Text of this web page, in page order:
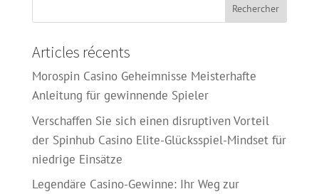
Articles récents
Morospin Casino Geheimnisse Meisterhafte
Anleitung für gewinnende Spieler
Verschaffen Sie sich einen disruptiven Vorteil
der Spinhub Casino Elite-Glücksspiel-Mindset für
niedrige Einsätze
Legendäre Casino-Gewinne: Ihr Weg zur